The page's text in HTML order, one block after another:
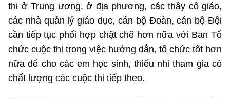
thi ở Trung ương, ở địa phương, các thầy cô giáo,
các nhà quản lý giáo dục, cán bộ Đoàn, cán bộ Đội
cần tiếp tục phối hợp chặt chẽ hơn nữa với Ban Tổ
chức cuộc thi trong việc hướng dẫn, tổ chức tốt hơn
nữa để cho các em học sinh, thiếu nhi tham gia có
chất lượng các cuộc thi tiếp theo.